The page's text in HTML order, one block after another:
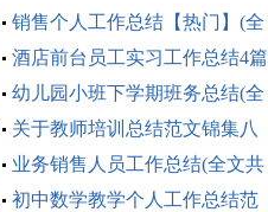
销售个人工作总结【热门】(全
文共17053字)
酒店前台员工实习工作总结4篇
(全文共11591字)
幼儿园小班下学期班务总结(全
文共8255字)
关于教师培训总结范文锦集八
篇(全文共11826字)
业务销售人员工作总结(全文共
15068字)
初中数学教学个人工作总结范